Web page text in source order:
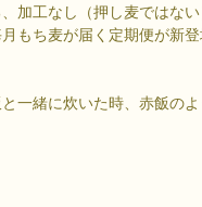
加工なし（押し麦ではない
もち麦が届く定期便が新登
一緒に炊いた時、赤飯の